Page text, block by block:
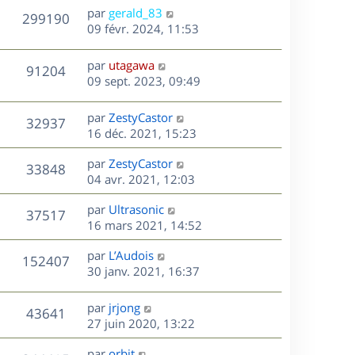
e
s
n
i
r
m
e
s
s
a
g
e
299190V
u
s
D
e
i
e
r
m
e
s
a
e
par gerald_83
09 févr. 2024, 11:53
91204V
u
e
D
e
i
e
r
m
e
s
s
a
g
e
par utagawa
09 sept. 2023, 09:49
32937V
u
e
s
D
e
r
n
i
e
r
m
e
s
s
a
g
e
par ZestyCastor
16 déc. 2021, 15:23
33848V
u
s
D
e
r
n
i
e
r
m
e
s
s
a
par ZestyCastor
04 avr. 2021, 12:03
37517V
u
e
D
e
r
n
i
r
m
e
s
par Ultrasonic
16 mars 2021, 14:52
152407V
u
D
e
i
e
r
par L’Audois
30 janv. 2021, 16:37
43641
u
D
e
r
par jrjong
27 juin 2020, 13:22